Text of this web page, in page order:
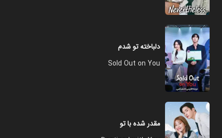
دلباخته تو شدم
Sold Out on You
مقدر شده با تو